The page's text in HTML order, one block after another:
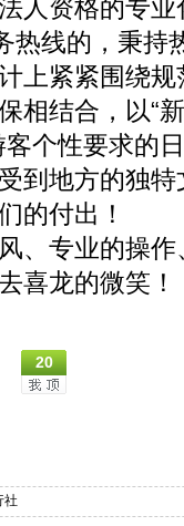
人资格的专
热线的，秉持
上紧紧围绕
相结合，以“
个性要求的
到地方的独特
的付出！
、专业的操
喜龙的微笑！
20
社